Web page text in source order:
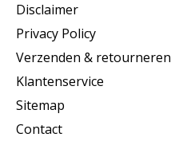
Disclaimer
Privacy Policy
Verzenden & retourneren
Klantenservice
Sitemap
Contact